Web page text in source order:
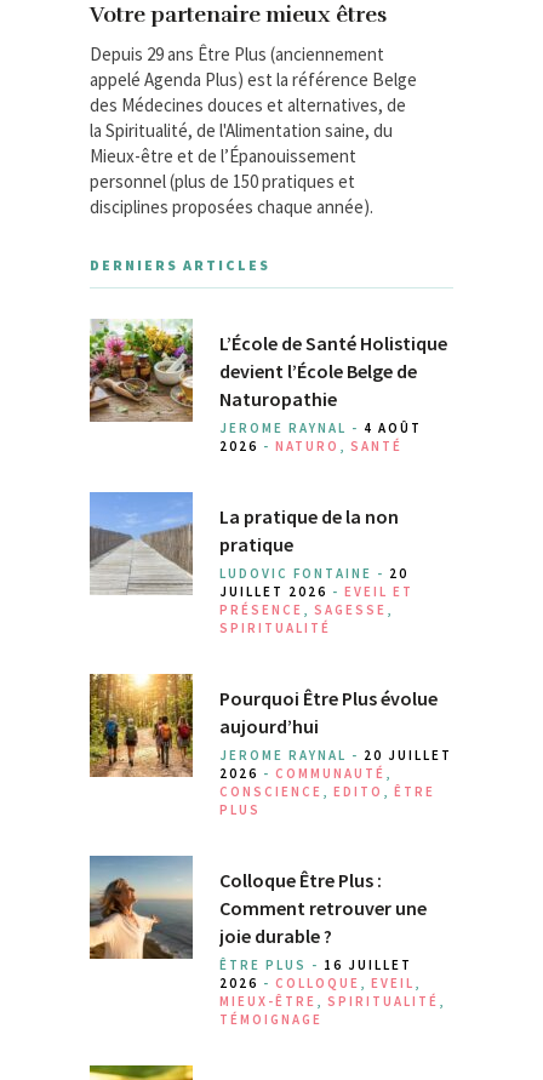
Votre partenaire mieux êtres
Depuis 29 ans Être Plus (anciennement
appelé Agenda Plus) est la référence Belge
des Médecines douces et alternatives, de
la Spiritualité, de l'Alimentation saine, du
Mieux-être et de l’Épanouissement
personnel (plus de 150 pratiques et
disciplines proposées chaque année).
DERNIERS ARTICLES
L’École de Santé Holistique
devient l’École Belge de
Naturopathie
JEROME RAYNAL - 4 AOÛT
2026 - NATURO , SANTÉ
La pratique de la non
pratique
LUDOVIC FONTAINE - 20
JUILLET 2026 - EVEIL ET
PRÉSENCE , SAGESSE ,
SPIRITUALITÉ
Pourquoi Être Plus évolue
aujourd’hui
JEROME RAYNAL - 20 JUILLET
2026 - COMMUNAUTÉ ,
CONSCIENCE , EDITO , ÊTRE
PLUS
Colloque Être Plus :
Comment retrouver une
joie durable ?
ÊTRE PLUS - 16 JUILLET
2026 - COLLOQUE , EVEIL ,
MIEUX-ÊTRE , SPIRITUALITÉ ,
TÉMOIGNAGE